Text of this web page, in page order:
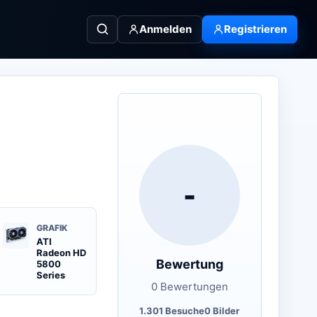
Anmelden Registrieren
GRAFIK
ATI
Radeon HD
5800
Series
-
Bewertung
0 Bewertungen
1.301 Besuche0 Bilder